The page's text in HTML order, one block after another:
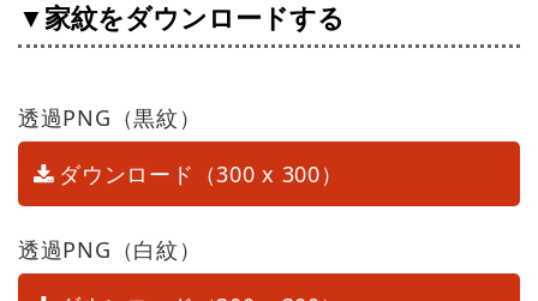
▼家紋をダウンロードする
透過PNG（黒紋）
ダウンロード（300 x 300）
透過PNG（白紋）